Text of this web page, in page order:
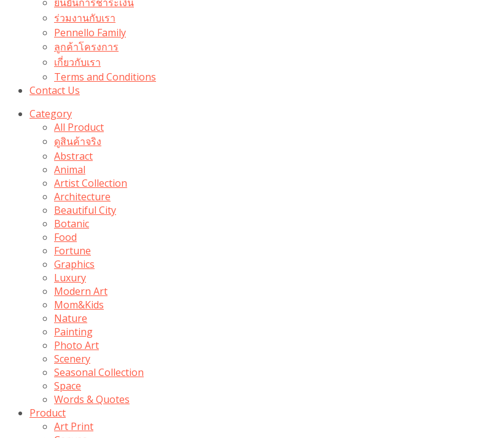
ร่วมงานกับเรา
Pennello Family
ลูกค้าโครงการ
เกี่ยวกับเรา
Terms and Conditions
Contact Us
Category
All Product
ดูสินค้าจริง
Abstract
Animal
Artist Collection
Architecture
Beautiful City
Botanic
Food
Fortune
Graphics
Luxury
Modern Art
Mom&Kids
Nature
Painting
Photo Art
Scenery
Seasonal Collection
Space
Words & Quotes
Product
Art Print